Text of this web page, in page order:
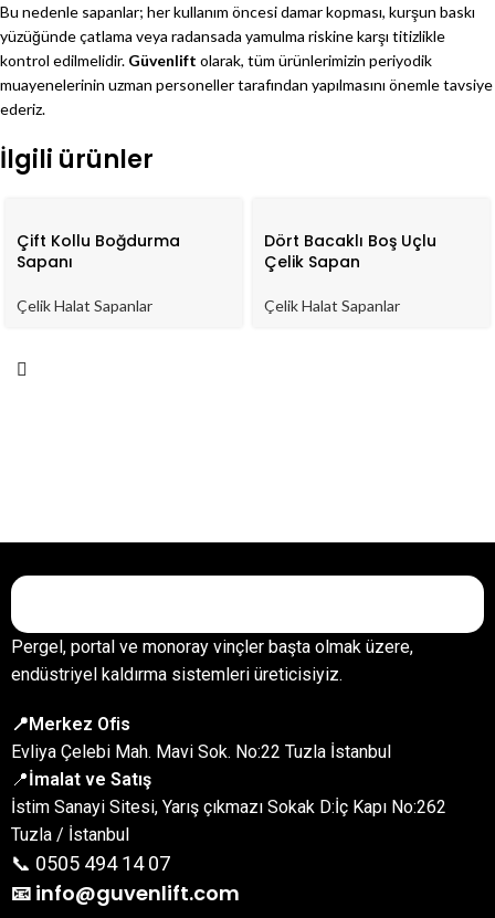
Bu nedenle sapanlar; her kullanım öncesi damar kopması, kurşun baskı
yüzüğünde çatlama veya radansada yamulma riskine karşı titizlikle
kontrol edilmelidir. Güvenlift olarak, tüm ürünlerimizin periyodik
muayenelerinin uzman personeller tarafından yapılmasını önemle tavsiye
ederiz.
İlgili ürünler
Çift Kollu Boğdurma
Sapanı
Çelik Halat Sapanlar
Dört Bacaklı Boş Uçlu
Çelik Sapan
Çelik Halat Sapanlar
Pergel, portal ve monoray vinçler başta olmak üzere,
endüstriyel kaldırma sistemleri üreticisiyiz.
📍Merkez Ofis
Evliya Çelebi Mah. Mavi Sok. No:22 Tuzla İstanbul
📍İmalat ve Satış
İstim Sanayi Sitesi, Yarış çıkmazı Sokak D:İç Kapı No:262
Tuzla / İstanbul
📞 0505 494 14 07
📧 info@guvenlift.com